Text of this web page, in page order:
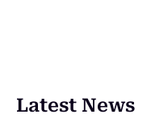
Latest News